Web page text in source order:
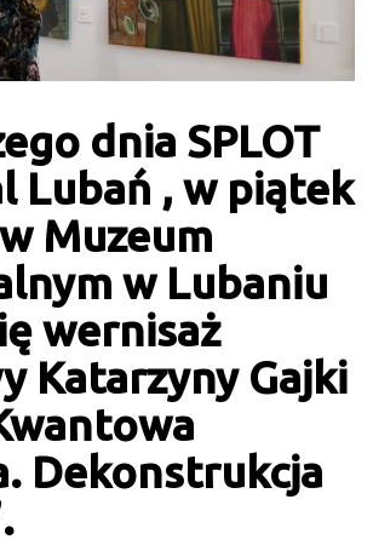
dnia SPLOT
Lubań , w piątek
Muzeum
w Lubaniu
wernisaż
Katarzyny Gajki
Dekonstrukcja